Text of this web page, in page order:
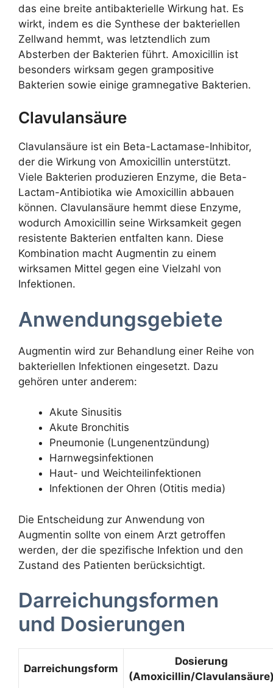
das eine breite antibakterielle Wirkung hat. Es
wirkt, indem es die Synthese der bakteriellen
Zellwand hemmt, was letztendlich zum
Absterben der Bakterien führt. Amoxicillin ist
besonders wirksam gegen grampositive
Bakterien sowie einige gramnegative Bakterien.
Clavulansäure
Clavulansäure ist ein Beta-Lactamase-Inhibitor,
der die Wirkung von Amoxicillin unterstützt.
Viele Bakterien produzieren Enzyme, die Beta-
Lactam-Antibiotika wie Amoxicillin abbauen
können. Clavulansäure hemmt diese Enzyme,
wodurch Amoxicillin seine Wirksamkeit gegen
resistente Bakterien entfalten kann. Diese
Kombination macht Augmentin zu einem
wirksamen Mittel gegen eine Vielzahl von
Infektionen.
Anwendungsgebiete
Augmentin wird zur Behandlung einer Reihe von
bakteriellen Infektionen eingesetzt. Dazu
gehören unter anderem:
Akute Sinusitis
Akute Bronchitis
Pneumonie (Lungenentzündung)
Harnwegsinfektionen
Haut- und Weichteilinfektionen
Infektionen der Ohren (Otitis media)
Die Entscheidung zur Anwendung von
Augmentin sollte von einem Arzt getroffen
werden, der die spezifische Infektion und den
Zustand des Patienten berücksichtigt.
Darreichungsformen
und Dosierungen
Darreichungsform
Dosierung
(Amoxicillin/